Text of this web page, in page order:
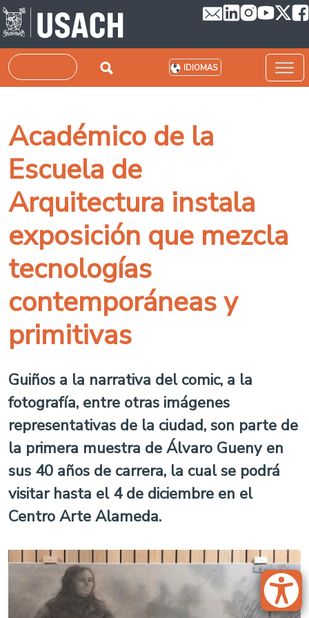
Pasar al contenido principal
Buscar IDIOMAS
Académico de la
Escuela de
Arquitectura instala
exposición que mezcla
tecnologías
contemporáneas y
primitivas
Guiños a la narrativa del comic, a la
fotografía, entre otras imágenes
representativas de la ciudad, son parte de
la primera muestra de Álvaro Gueny en
sus 40 años de carrera, la cual se podrá
visitar hasta el 4 de diciembre en el
Centro Arte Alameda.